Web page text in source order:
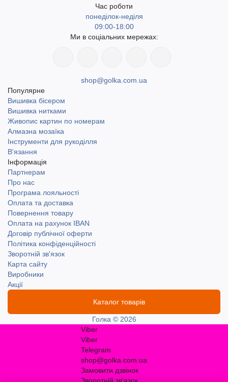
Час роботи
понеділок-неділя
09:00-18:00
Ми в соціальних мережах:
shop@golka.com.ua
Популярне
Вишивка бісером
Вишивка нитками
Живопис картин по номерам
Алмазна мозаїка
Інструменти для рукоділля
В'язання
Інформація
Партнерам
Про нас
Програма лояльності
Оплата та доставка
Повернення товару
Оплата на рахунок IBAN
Договір публічної оферти
Політика конфіденційності
Зворотній зв'язок
Карта сайту
Виробники
Акції
Каталог товарів
Голка © 2026
Viber
Viber
Telegram
shop@golka.com.ua
Замовити дзвінок